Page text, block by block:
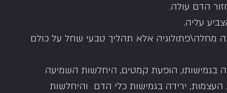
הדם עולה.
עליה.
מחלה\פתולוגיה אלא תהליך טבעי שחל על כולם
בגמישותו, הופעת קמטים, היחלשות השמיעה
העצמות, ירידה בגמישות כלי הדם  והיחלשות